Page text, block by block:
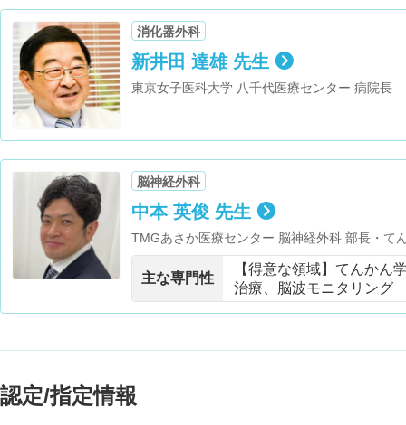
消化器外科
新井田 達雄 先生
東京女子医科大学 八千代医療センター 病院長
脳神経外科
中本 英俊 先生
TMGあさか医療センター 脳神経外科 部長・て
脳神経外科 てんかん外来 ・東京女子医科大学
主な専門性
【得意な領域】てんかん
治療、脳波モニタリング
認定/指定情報